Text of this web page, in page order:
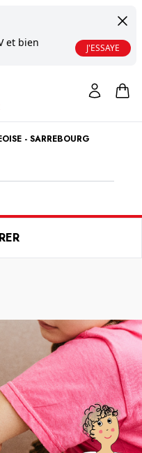
et bien
J'ESSAYE
- SARREBOURG